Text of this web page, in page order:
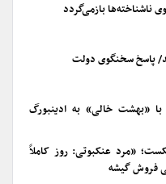
ناشناخته‌ها بازمی‌گردد
پاسخ سخنگوی دولت
با «بهشت خالی» به ادینبورگ
«مرد عنکبوتی: روز کاملاً
فروش گیشه